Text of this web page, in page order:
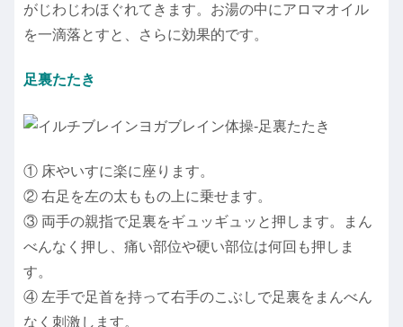
がじわじわほぐれてきます。お湯の中にアロマオイル
を一滴落とすと、さらに効果的です。
足裏たたき
① 床やいすに楽に座ります。
② 右足を左の太ももの上に乗せます。
③ 両手の親指で足裏をギュッギュッと押します。まん
べんなく押し、痛い部位や硬い部位は何回も押しま
す。
④ 左手で足首を持って右手のこぶしで足裏をまんべん
なく刺激します。